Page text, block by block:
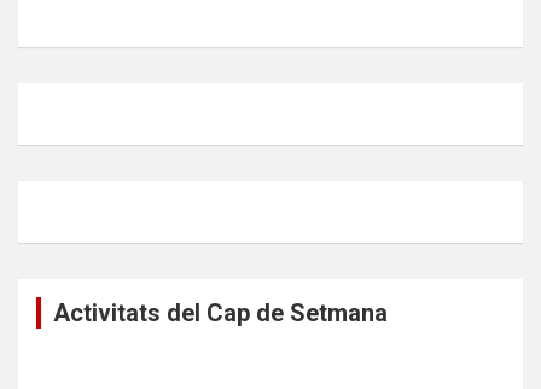
Activitats del Cap de Setmana